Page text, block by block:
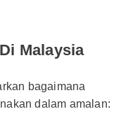
Malaysia
bagaimana
dalam amalan: